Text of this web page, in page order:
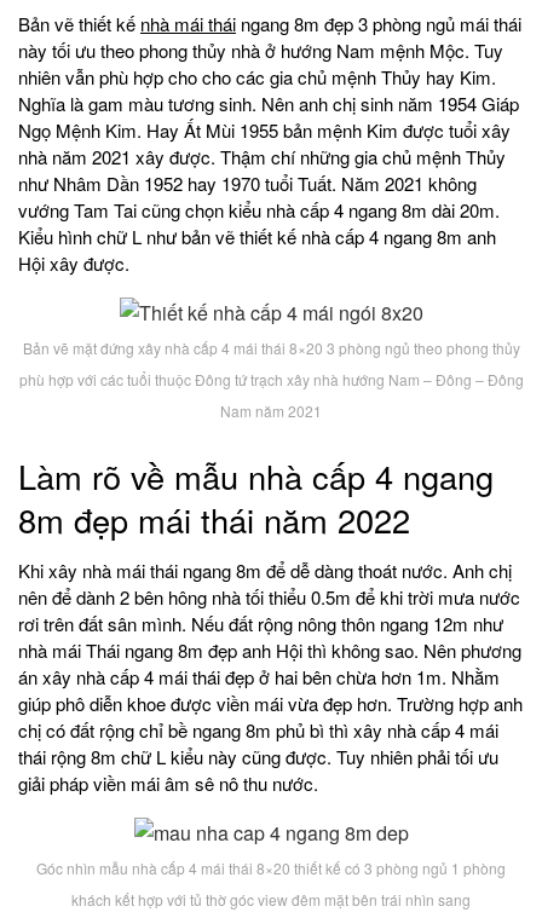
Bản vẽ thiết kế nhà mái thái ngang 8m đẹp 3 phòng ngủ mái thái
này tối ưu theo phong thủy nhà ở hướng Nam mệnh Mộc. Tuy
nhiên vẫn phù hợp cho cho các gia chủ mệnh Thủy hay Kim.
Nghĩa là gam màu tương sinh. Nên anh chị sinh năm 1954 Giáp
Ngọ Mệnh Kim. Hay Ất Mùi 1955 bản mệnh Kim được tuổi xây
nhà năm 2021 xây được. Thậm chí những gia chủ mệnh Thủy
như Nhâm Dần 1952 hay 1970 tuổi Tuất. Năm 2021 không
vướng Tam Tai cũng chọn kiểu nhà cấp 4 ngang 8m dài 20m.
Kiểu hình chữ L như bản vẽ thiết kế nhà cấp 4 ngang 8m anh
Hội xây được.
Bản vẽ mặt đứng xây nhà cấp 4 mái thái 8×20 3 phòng ngủ theo phong thủy
phù hợp với các tuổi thuộc Đông tứ trạch xây nhà hướng Nam – Đông – Đông
Nam năm 2021
Làm rõ về mẫu nhà cấp 4 ngang
8m đẹp mái thái năm 2022
Khi xây nhà mái thái ngang 8m để dễ dàng thoát nước. Anh chị
nên để dành 2 bên hông nhà tối thiểu 0.5m để khi trời mưa nước
rơi trên đất sân mình. Nếu đất rộng nông thôn ngang 12m như
nhà mái Thái ngang 8m đẹp anh Hội thì không sao. Nên phương
án xây nhà cấp 4 mái thái đẹp ở hai bên chừa hơn 1m. Nhằm
giúp phô diễn khoe được viền mái vừa đẹp hơn. Trường hợp anh
chị có đất rộng chỉ bề ngang 8m phủ bì thì xây nhà cấp 4 mái
thái rộng 8m chữ L kiểu này cũng được. Tuy nhiên phải tối ưu
giải pháp viền mái âm sê nô thu nước.
Góc nhìn mẫu nhà cấp 4 mái thái 8×20 thiết kế có 3 phòng ngủ 1 phòng
khách kết hợp với tủ thờ góc view đêm mặt bên trái nhìn sang